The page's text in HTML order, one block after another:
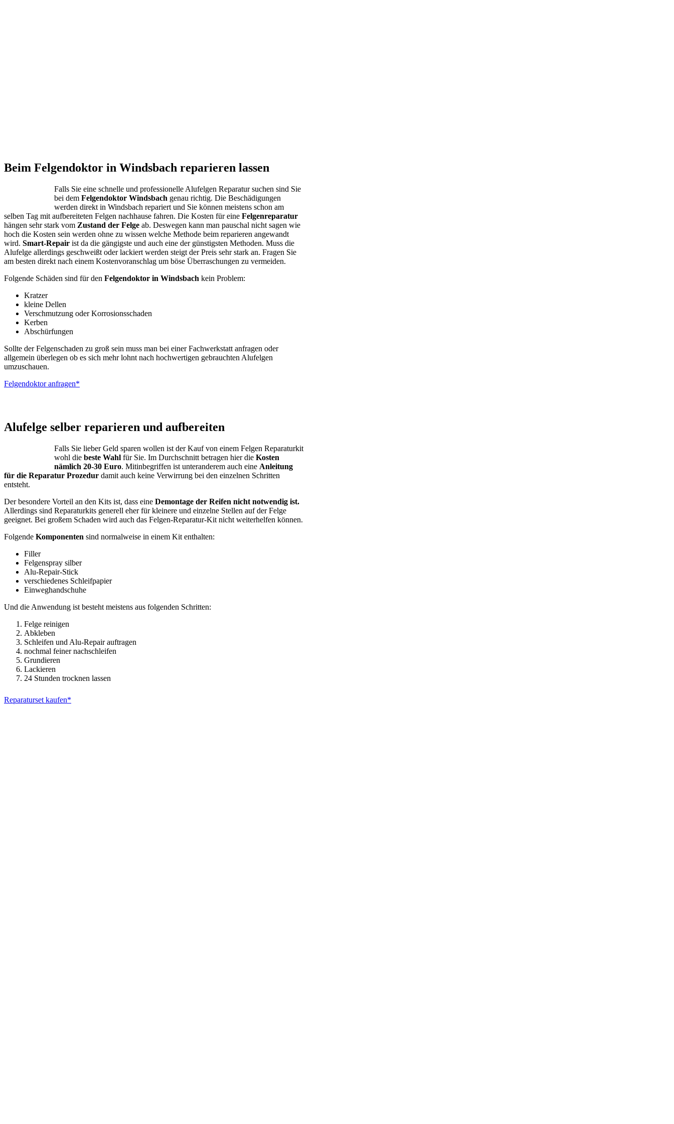
Beim Felgendoktor in Windsbach reparieren lassen
Falls Sie eine schnelle und professionelle Alufelgen Reparatur suchen sind Sie
bei dem Felgendoktor Windsbach genau richtig. Die Beschädigungen
werden direkt in Windsbach repariert und Sie können meistens schon am
selben Tag mit aufbereiteten Felgen nachhause fahren. Die Kosten für eine Felgenreparatur
hängen sehr stark vom Zustand der Felge ab. Deswegen kann man pauschal nicht sagen wie
hoch die Kosten sein werden ohne zu wissen welche Methode beim reparieren angewandt
wird. Smart-Repair ist da die gängigste und auch eine der günstigsten Methoden. Muss die
Alufelge allerdings geschweißt oder lackiert werden steigt der Preis sehr stark an. Fragen Sie
am besten direkt nach einem Kostenvoranschlag um böse Überraschungen zu vermeiden.
Folgende Schäden sind für den Felgendoktor in Windsbach kein Problem:
Kratzer
kleine Dellen
Verschmutzung oder Korrosionsschaden
Kerben
Abschürfungen
Sollte der Felgenschaden zu groß sein muss man bei einer Fachwerkstatt anfragen oder
allgemein überlegen ob es sich mehr lohnt nach hochwertigen gebrauchten Alufelgen
umzuschauen.
Felgendoktor anfragen*
Alufelge selber reparieren und aufbereiten
Falls Sie lieber Geld sparen wollen ist der Kauf von einem Felgen Reparaturkit
wohl die beste Wahl für Sie. Im Durchschnitt betragen hier die Kosten
nämlich 20-30 Euro. Mitinbegriffen ist unteranderem auch eine Anleitung
für die Reparatur Prozedur damit auch keine Verwirrung bei den einzelnen Schritten
entsteht.
Der besondere Vorteil an den Kits ist, dass eine Demontage der Reifen nicht notwendig ist.
Allerdings sind Reparaturkits generell eher für kleinere und einzelne Stellen auf der Felge
geeignet. Bei großem Schaden wird auch das Felgen-Reparatur-Kit nicht weiterhelfen können.
Folgende Komponenten sind normalweise in einem Kit enthalten:
Filler
Felgenspray silber
Alu-Repair-Stick
verschiedenes Schleifpapier
Einweghandschuhe
Und die Anwendung ist besteht meistens aus folgenden Schritten:
Felge reinigen
Abkleben
Schleifen und Alu-Repair auftragen
nochmal feiner nachschleifen
Grundieren
Lackieren
24 Stunden trocknen lassen
Reparaturset kaufen*